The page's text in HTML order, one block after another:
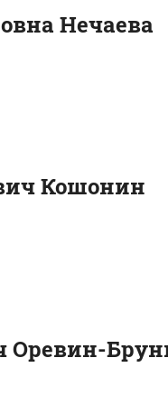
Нечаева
Кошонин
Оревин-